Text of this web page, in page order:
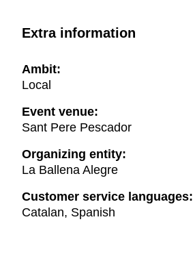
Extra information
Ambit:
Local
Event venue:
Sant Pere Pescador
Organizing entity:
La Ballena Alegre
Customer service languages:
Catalan, Spanish